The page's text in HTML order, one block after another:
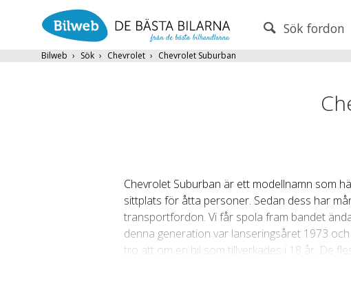
Sök fordon
Bilweb Sök Chevrolet Chevrolet Suburban
Populära märkenVolvo,Audi,Mercedes ,Volkswagen ,BMW
År till
Chevrolet Suburban är ett modellnamn som
sittplats för åtta personer. Sedan dess har
transportfordon. Vi får spola fram bandet
denna generation var lanseringsåret 1973
tro att om en bil som tillverkades i 18 år. De